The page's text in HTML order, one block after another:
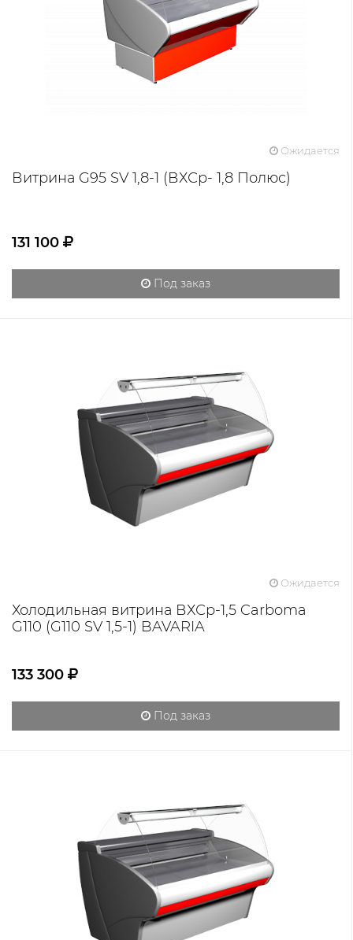
Ожидается
Витрина G95 SV 1,8-1 (ВХСр- 1,8 Полюс)
131 100
Под заказ
Ожидается
Холодильная витрина ВХСр-1,5 Carboma
G110 (G110 SV 1,5-1) BAVARIA
133 300
Под заказ